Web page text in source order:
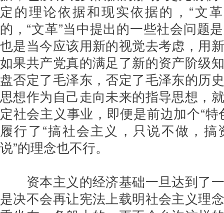
定的理论依据和现实依据的，“文
的，“文革”当中提出的一些社会问题
也是当今应该用新的视觉去考虑，用
如果共产党真的满足了新的资产阶级
盘否定了毛泽东，否定了毛泽东的历
思想作为自己走向未来的指导思想，
定社会主义事业，即便是前边加个“特
履行了“搞社会主义，只说不做，
说”的理念也不行。
资本主义的经济基础一旦达到了
是决不会再让宪法上载明社会主义理